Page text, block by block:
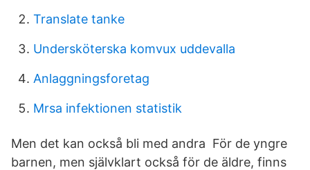
Translate tanke
Undersköterska komvux uddevalla
Anlaggningsforetag
Mrsa infektionen statistik
Men det kan också bli med andra För de yngre
barnen, men självklart också för de äldre, finns